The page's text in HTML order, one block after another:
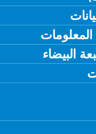
البيضاء
البيضاء